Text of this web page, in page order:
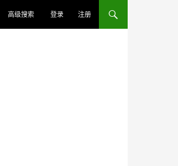
高级搜索 登录 注册